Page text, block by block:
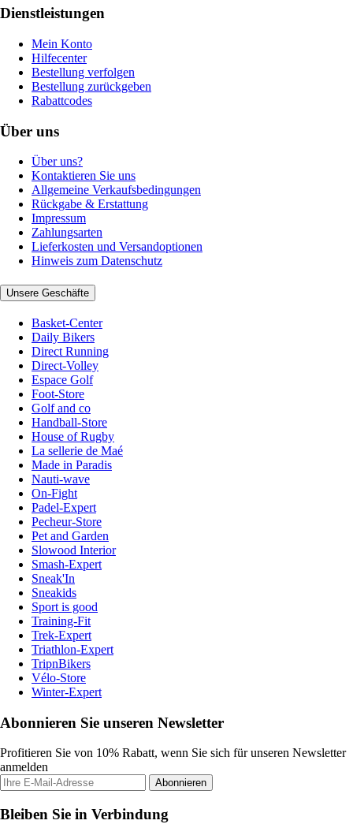
Dienstleistungen
Mein Konto
Hilfecenter
Bestellung verfolgen
Bestellung zurückgeben
Rabattcodes
Über uns
Über uns?
Kontaktieren Sie uns
Allgemeine Verkaufsbedingungen
Rückgabe & Erstattung
Impressum
Zahlungsarten
Lieferkosten und Versandoptionen
Hinweis zum Datenschutz
Unsere Geschäfte
Basket-Center
Daily Bikers
Direct Running
Direct-Volley
Espace Golf
Foot-Store
Golf and co
Handball-Store
House of Rugby
La sellerie de Maé
Made in Paradis
Nauti-wave
On-Fight
Padel-Expert
Pecheur-Store
Pet and Garden
Slowood Interior
Smash-Expert
Sneak'In
Sneakids
Sport is good
Training-Fit
Trek-Expert
Triathlon-Expert
TripnBikers
Vélo-Store
Winter-Expert
Abonnieren Sie unseren Newsletter
Profitieren Sie von 10% Rabatt, wenn Sie sich für unseren Newsletter
anmelden
Abonnieren
Bleiben Sie in Verbindung